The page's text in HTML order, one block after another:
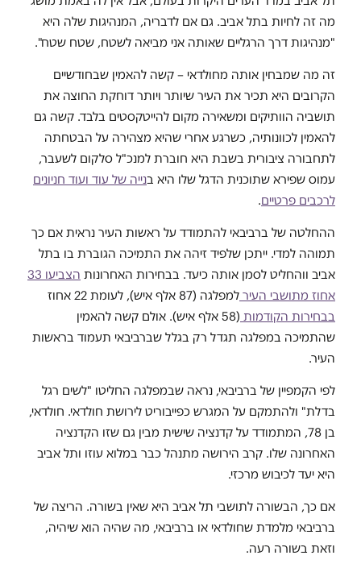
מה זה לחיות בתל אביב. גם אם לדבריה, המנהיגות שלה היא
"מנהיגות דרך הרגליים שאותה אני מביאה לשטח, שטח שטח".
זה מה שמבחין אותה מחולדאי – קשה להאמין שבחודשיים
הקרובים היא תכיר את העיר שיותר ויותר דוחקת החוצה את
תושביה הוותיקים ומשאירה מקום להייטקסטים בלבד. קשה גם
להאמין לכוונותיה, כשרגע אחרי שהיא מצהירה על הבטחתה
לתחבורה ציבורית בשבת היא חוברת למנכ"ל סלקום לשעבר,
עמוס שפירא שתוכנית הדגל שלו היא בנייה של עוד ועוד חניונים
לרכבים פרטיים.
ההחלטה של ברביבאי להתמודד על ראשות העיר נראית אם כך
תמוהה למדי. ייתכן שלפיד זיהה את התמיכה הגוברת בו בתל
אביב ווהחליט לסמן אותה כיעד. בבחירות האחרונות
הצביעו 33
אחוז מתושבי העיר למפלגה (87 אלף איש), לעומת 22 אחוז
בבחירות הקודמות
(58 אלף איש). אולם קשה להאמין
שהתמיכה במפלגה תגדל רק בגלל שברביבאי תעמוד בראשות
העיר.
לפי הקמפיין של ברביבאי, נראה שבמפלגה החליטו "לשים רגל
בדלת" ולהתמקם על המגרש כפייבוריט לירושת חולדאי. חולדאי,
בן 78, המתמודד על קדנציה שישית מבין גם שזו הקדנציה
האחרונה שלו. קרב הירושה מתנהל כבר במלוא עוזו ותל אביב
היא יעד לכיבוש מרכזי.
אם כך, הבשורה לתושבי תל אביב היא שאין בשורה. הריצה של
ברביבאי מלמדת שחולדאי או ברביבאי, מה שהיה הוא שיהיה,
וזאת בשורה רעה.